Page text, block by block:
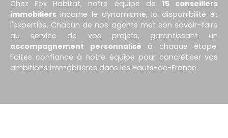
Chez Fox Habitat, notre équipe de 15 conseillers
immobiliers incarne le dynamisme, la disponibilité et
l'expertise. Chacun de nos agents met son savoir-faire
au service de vos projets, garantissant un
accompagnement personnalisé à chaque étape.
Faites confiance à notre équipe pour concrétiser vos
ambitions immobilières dans les Hauts-de-France.